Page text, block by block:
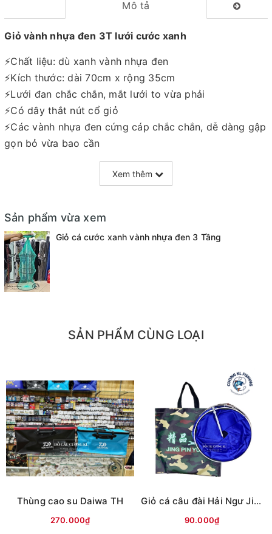
Mô tả
Giỏ vành nhựa đen 3T lưới cước xanh
⚡Chất liệu: dù xanh vành nhựa đen
⚡Kích thước: dài 70cm x rộng 35cm
⚡Lưới đan chắc chắn, mắt lưới to vừa phải
⚡Có dây thắt nút cổ giỏ
⚡Các vành nhựa đen cứng cáp chắc chắn, dễ dàng gập
gọn bỏ vừa bao cần
Xem thêm
Sản phẩm vừa xem
Giỏ cá cước xanh vành nhựa đen 3 Tầng
SẢN PHẨM CÙNG LOẠI
Thùng cao su Daiwa TH
270.000₫
Giỏ cá câu đài Hải Ngư JingPin (vỏ Zanzi)
90.000₫